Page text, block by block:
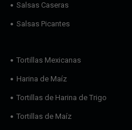
Salsas Caseras
Salsas Picantes
Tortillas Mexicanas
Harina de Maíz
Tortillas de Harina de Trigo
Tortillas de Maíz